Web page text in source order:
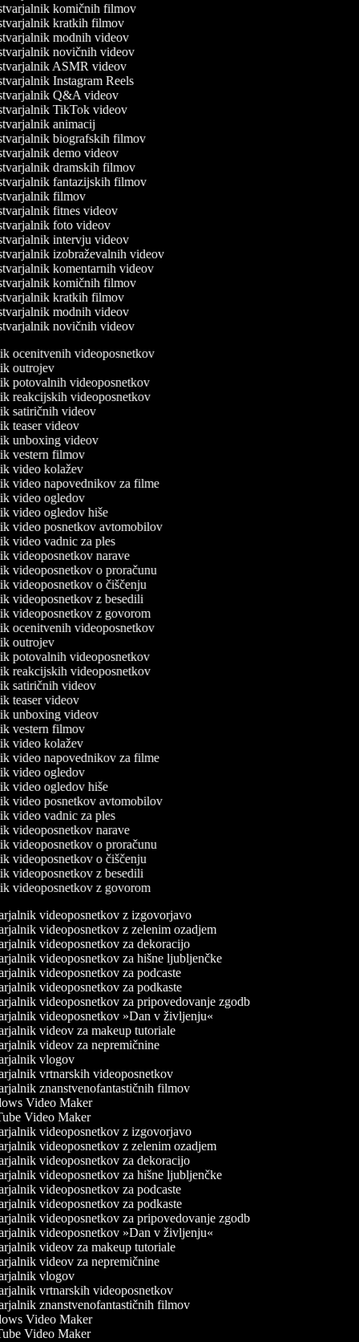
komičnih filmov
kratkih filmov
modnih videov
novičnih videov
ASMR videov
Instagram Reels
Q&A videov
TikTok videov
animacij
biografskih filmov
demo videov
dramskih filmov
fantazijskih filmov
filmov
fitnes videov
foto videov
intervju videov
izobraževalnih videov
komentarnih videov
komičnih filmov
kratkih filmov
modnih videov
novičnih videov
ocenitvenih videoposnetkov
outrojev
potovalnih videoposnetkov
reakcijskih videoposnetkov
satiričnih videov
teaser videov
unboxing videov
vestern filmov
video kolažev
video napovednikov za filme
video ogledov
video ogledov hiše
video posnetkov avtomobilov
video vadnic za ples
videoposnetkov narave
videoposnetkov o proračunu
videoposnetkov o čiščenju
videoposnetkov z besedili
videoposnetkov z govorom
ocenitvenih videoposnetkov
outrojev
potovalnih videoposnetkov
reakcijskih videoposnetkov
satiričnih videov
teaser videov
unboxing videov
vestern filmov
video kolažev
video napovednikov za filme
video ogledov
video ogledov hiše
video posnetkov avtomobilov
video vadnic za ples
videoposnetkov narave
videoposnetkov o proračunu
videoposnetkov o čiščenju
videoposnetkov z besedili
videoposnetkov z govorom
videoposnetkov z izgovorjavo
videoposnetkov z zelenim ozadjem
videoposnetkov za dekoracijo
videoposnetkov za hišne ljubljenčke
videoposnetkov za podcaste
videoposnetkov za podkaste
videoposnetkov za pripovedovanje zgodb
videoposnetkov »Dan v življenju«
videov za makeup tutoriale
videov za nepremičnine
vlogov
vrtnarskih videoposnetkov
znanstvenofantastičnih filmov
Video Maker
Video Maker
videoposnetkov z izgovorjavo
videoposnetkov z zelenim ozadjem
videoposnetkov za dekoracijo
videoposnetkov za hišne ljubljenčke
videoposnetkov za podcaste
videoposnetkov za podkaste
videoposnetkov za pripovedovanje zgodb
videoposnetkov »Dan v življenju«
videov za makeup tutoriale
videov za nepremičnine
vlogov
vrtnarskih videoposnetkov
znanstvenofantastičnih filmov
Video Maker
Video Maker